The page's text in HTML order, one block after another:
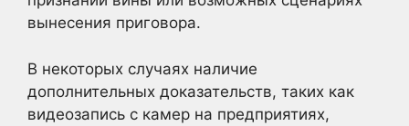
вынесения приговора.
В некоторых случаях наличие
дополнительных доказательств, таких как
видеозапись с камер на предприятиях,